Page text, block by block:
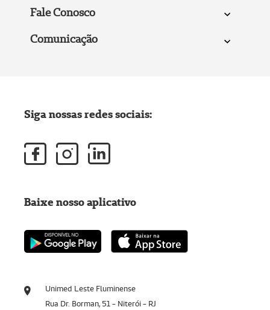
Fale Conosco
Comunicação
Unimed Leste Fluminense
Rua Dr. Borman, 51 - Niterói - RJ
Siga nossas redes sociais:
Baixe nosso aplicativo